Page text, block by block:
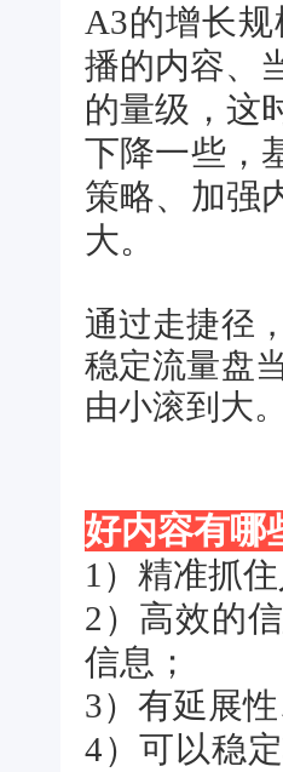
A3的增长
播的内容、
的量级，这
下降一些，
策略、加强
大。
通过走捷径
稳定流量盘
由小滚到大
好内容有哪
1）精准抓
2）高效的
信息；
3）有延展
4）可以稳